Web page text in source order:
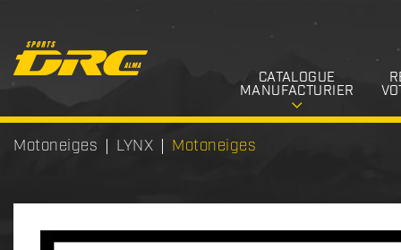
CATALOGUE
MANUFACTURIER
Motoneiges LYNX Motoneiges